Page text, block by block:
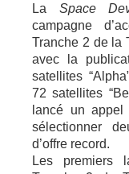
La Space
campagne
Tranche 2 de la
avec la
satellites
72 satellites
lancé un appel
sélectionner
d’offre record.
Les premiers